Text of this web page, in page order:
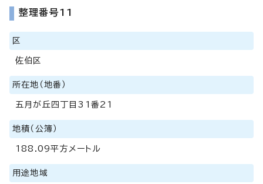
整理番号11
区
佐伯区
所在地（地番）
五月が丘四丁目31番21
地積（公簿）
188.09平方メートル
用途地域